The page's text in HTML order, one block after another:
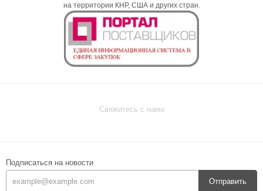
на территории КНР, США и других стран.
Свяжитесь с нами
Подписаться на новости
Отправить